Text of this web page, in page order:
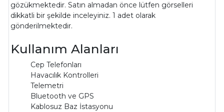
gözükmektedir. Satın almadan önce lütfen görselleri
dikkatli bir şekilde inceleyiniz. 1 adet olarak
gönderilmektedir.
Kullanım Alanları
Cep Telefonları
Havacılık Kontrolleri
Telemetri
Bluetooth ve GPS
Kablosuz Baz İstasyonu